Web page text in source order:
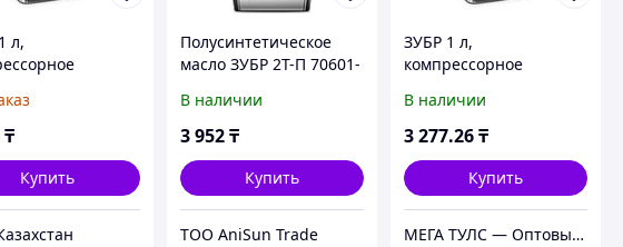
л,
(70631-1)
₸
Купить
Полусинтетическое
масло ЗУБР 2Т-П 70601-
В наличии
3 952 ₸
Купить
ТОО AniSun Trade
ЗУБР 1 л,
компрессорное
EXTRA (70631-1)
В наличии
3 277.26₸
Купить
МЕГА ТУЛС — Оптовый строительный магазин!